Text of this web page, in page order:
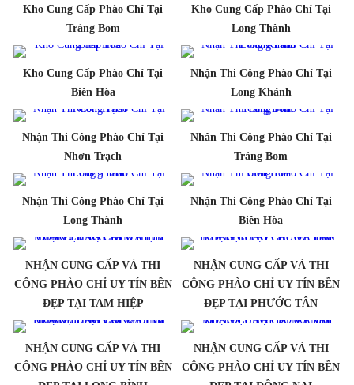
Kho Cung Cấp Phào Chỉ Tại
Trảng Bom
Kho Cung Cấp Phào Chỉ Tại
Long Thành
Kho Cung Cấp Phào Chỉ Tại
Biên Hòa
Nhận Thi Công Phào Chỉ Tại
Long Khánh
Nhận Thi Công Phào Chỉ Tại
Nhơn Trạch
Nhân Thi Công Phào Chỉ Tại
Trảng Bom
Nhận Thi Công Phào Chỉ Tại
Long Thành
Nhận Thi Công Phào Chỉ Tại
Biên Hòa
NHẬN CUNG CẤP VÀ THI
CÔNG PHÀO CHỈ UY TÍN BỀN
ĐẸP TẠI TAM HIỆP
NHẬN CUNG CẤP VÀ THI
CÔNG PHÀO CHỈ UY TÍN BỀN
ĐẸP TẠI PHƯỚC TÂN
NHẬN CUNG CẤP VÀ THI
CÔNG PHÀO CHỈ UY TÍN BỀN
NHẬN CUNG CẤP VÀ THI
CÔNG PHÀO CHỈ UY TÍN BỀN